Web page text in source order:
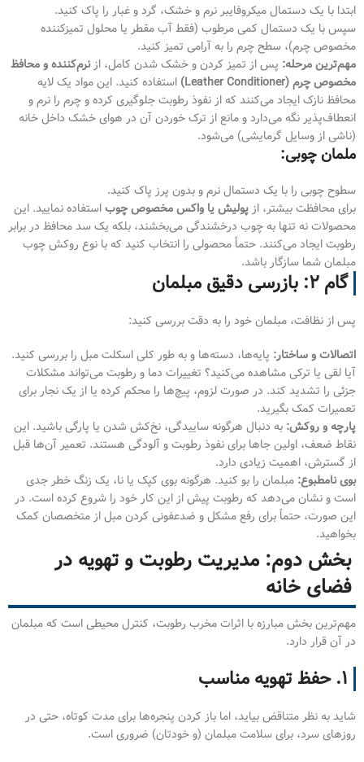
ابتدا با یک دستمال میکروفایبر نرم و خشک، گرد و غبار را پاک کنید.
سپس با یک دستمال کمی مرطوب (فقط آب مقطر یا محلول تمیزکننده
مخصوص چرم)، سطح چرم را به آرامی تمیز کنید.
مهم‌ترین مرحله: پس از تمیز کردن و خشک شدن کامل، ازنرم‌کننده و محافظ
مخصوص چرم (Leather Conditioner)
استفاده کنید. این مواد یک لایه
محافظ نازک ایجاد می‌کنند که از نفوذ رطوبت جلوگیری کرده و چرم را نرم و
انعطاف‌پذیر نگه می‌دارد و مانع از ترک خوردن آن در هوای خشک داخل خانه
(ناشی از وسایل گرمایشی) می‌شود.
ملمان چوبی:
سطوح چوبی را با یک دستمال نرم و بدون پرز پاک کنید.
برای محافظت بیشتر، از پولیش یا واکس مخصوص چوباستفاده نمایید. این
محصولات نه تنها به چوب درخشندگی می‌بخشند، بلکه یک سد محافظ در برابر
رطوبت ایجاد می‌کنند. حتماً محصولی را انتخاب کنید که با نوع روکش چوب
مبلمان شما سازگار باشد.
گام ۲: بازرسی دقیق مبلمان
پس از نظافت، مبلمان خود را به دقت بررسی کنید:
اتصالات و ساختار: پایه‌ها، دسته‌ها و به طور کلی اسکلت مبل را بررسی کنید.
آیا لقی یا ترکی مشاهده می‌کنید؟ تغییرات دما و رطوبت می‌تواند مشکلات
جزئی را تشدید کند. در صورت لزوم، پیچ‌ها را محکم کرده یا از یک نجار برای
تعمیرات کمک بگیرید.
پارچه و روکش: به دنبال هرگونه ساییدگی، نخ‌کش شدن یا پارگی باشید. این
نقاط ضعف، اولین جاها برای نفوذ رطوبت و آلودگی هستند. تعمیر آن‌ها قبل
از گسترش، اهمیت زیادی دارد.
بوی نامطبوع: مبلمان را بو کنید. هرگونه بوی کپک یا نا، یک زنگ خطر جدی
است و نشان می‌دهد که رطوبت پیش از این کار خود را شروع کرده است. در
این صورت، حتماً برای رفع مشکل و ضدعفونی کردن مبل از متخصصان کمک
بخواهید.
بخش دوم: مدیریت رطوبت و تهویه در
فضای خانه
مهم‌ترین بخش مبارزه با اثرات مخرب رطوبت، کنترل محیطی است که مبلمان
در آن قرار دارد.
۱. حفظ تهویه مناسب
شاید به نظر متناقض بیاید، اما باز کردن پنجره‌ها برای مدت کوتاه، حتی در
روزهای سرد، برای سلامت مبلمان (و خودتان) ضروری است.